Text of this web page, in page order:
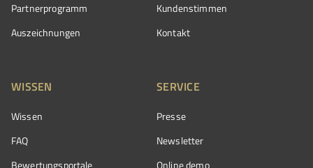
Partnerprogramm
Auszeichnungen
Kundenstimmen
Kontakt
WISSEN
Wissen
FAQ
Bewertungsportale
SERVICE
Presse
Newsletter
Online demo